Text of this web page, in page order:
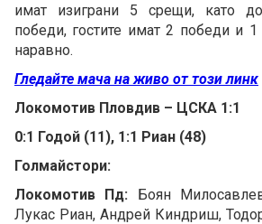
имат изиграни 5 срещи, като
победи, гостите имат 2 победи и
наравно.
Гледайте мача на живо от този линк
Локомотив Пловдив – ЦСКА 1:1
0:1 Годой (11), 1:1 Риан (48)
Голмайстори:
Локомотив Пд: Боян
Лукас Риан, Андрей Киндриш,